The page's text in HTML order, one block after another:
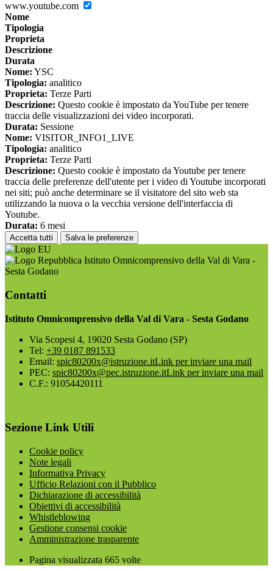
www.youtube.com
Nome
Tipologia
Proprieta
Descrizione
Durata
Nome: YSC
Tipologia: analitico
Proprieta: Terze Parti
Descrizione: Questo cookie è impostato da YouTube per tenere
traccia delle visualizzazioni dei video incorporati.
Durata: Sessione
Nome: VISITOR_INFO1_LIVE
Tipologia: analitico
Proprieta: Terze Parti
Descrizione: Questo cookie è impostato da Youtube per tenere
traccia delle preferenze dell'utente per i video di Youtube incorporati
nei siti; può anche determinare se il visitatore del sito web sta
utilizzando la nuova o la vecchia versione dell'interfaccia di
Youtube.
Durata: 6 mesi
Accetta tutti Salva le preferenze
Istituto Omnicomprensivo della Val di Vara -
Sesta Godano
Contatti
Istituto Omnicomprensivo della Val di Vara - Sesta Godano
Via Scopesi 4, 19020 Sesta Godano (SP)
Tel: +39 0187 891533
Email: spic80200x@istruzione.itLink per inviare una mail
PEC: spic80200x@pec.istruzione.itLink per inviare una mail
C.F.: 91054420111
Sezione Link Utili
Cookie policy
Note legali
Informativa Privacy
Ufficio Relazioni con il Pubblico
Dichiarazione di accessibilità
Obiettivi di accessibilità
Whistleblowing
Gestione consensi cookie
Amministrazione trasparente
Pagina visualizzata 665 volte